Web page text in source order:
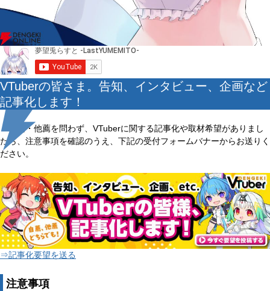
VTuberの皆さま。告知、インタビュー、企画など
記事化します！
自薦・他薦を問わず、VTuberに関する記事化や取材希望がありまし
たら、注意事項を確認のうえ、下記の受付フォームバナーからお送りく
ださい。
⇒記事化要望を送る
注意事項